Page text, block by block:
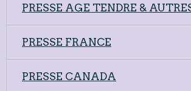
PRESSE AGE TENDRE &
PRESSE FRANCE
PRESSE CANADA